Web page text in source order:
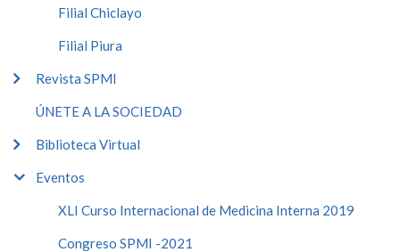
Filial Chiclayo
Filial Piura
Revista SPMI
ÚNETE A LA SOCIEDAD
Biblioteca Virtual
Eventos
XLI Curso Internacional de Medicina Interna 2019
Congreso SPMI -2021